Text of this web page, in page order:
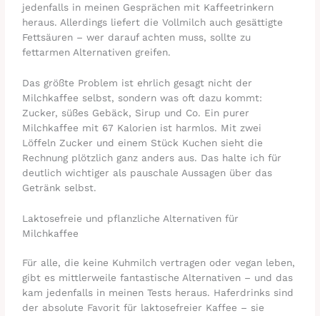
jedenfalls in meinen Gesprächen mit Kaffeetrinkern
heraus. Allerdings liefert die Vollmilch auch gesättigte
Fettsäuren – wer darauf achten muss, sollte zu
fettarmen Alternativen greifen.
Das größte Problem ist ehrlich gesagt nicht der
Milchkaffee selbst, sondern was oft dazu kommt:
Zucker, süßes Gebäck, Sirup und Co. Ein purer
Milchkaffee mit 67 Kalorien ist harmlos. Mit zwei
Löffeln Zucker und einem Stück Kuchen sieht die
Rechnung plötzlich ganz anders aus. Das halte ich für
deutlich wichtiger als pauschale Aussagen über das
Getränk selbst.
Laktosefreie und pflanzliche Alternativen für
Milchkaffee
Für alle, die keine Kuhmilch vertragen oder vegan leben,
gibt es mittlerweile fantastische Alternativen – und das
kam jedenfalls in meinen Tests heraus. Haferdrinks sind
der absolute Favorit für laktosefreier Kaffee – sie